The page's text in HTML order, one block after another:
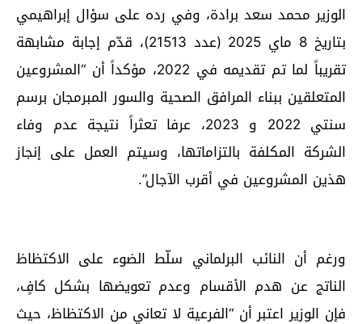
الوزير محمد سعد برادة، وفي رده على سؤال إبراهيمي
بتاريخ 8 ماي 2025 (عدد 21513)، قدّم إجابة مشابهة
تقريباً لما تم تقديمه في 2022، مؤكداً أن “المشروعين
المتعلقين ببناء المرافق الصحية والسور المبرمجان برسم
سنتي 2022 و 2023، عرفا تعثراً نتيجة عدم وفاء
الشركة المكلفة بالتزاماتها، وسيتم العمل على إنجاز
هذين المشروعين في أقرب الآجال”.
ورغم أن النائب البرلماني سلّط الضوء على الاكتظاظ
الناتج عن هدم الأقسام وعدم تعويضها بشكل كافٍ،
فإن الوزير اعتبر أن “الفرعية لا تعاني من الاكتظاظ، حيث